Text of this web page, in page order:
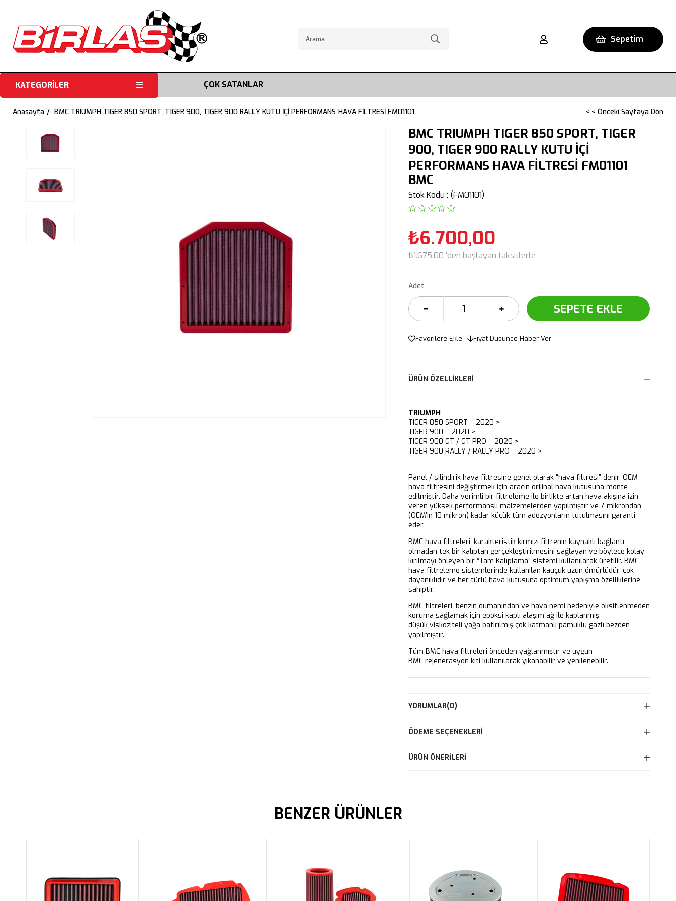
Sepetim
KATEGORİLER ÇOK SATANLAR
Anasayfa BMC TRIUMPH TIGER 850 SPORT, TIGER 900, TIGER 900 RALLY KUTU İÇİ PERFORMANS HAVA FİLTRESİ FM01101 < < Önceki Sayfaya Dön
BMC TRIUMPH TIGER 850 SPORT, TIGER
900, TIGER 900 RALLY KUTU İÇİ
PERFORMANS HAVA FİLTRESİ FM01101
BMC
Stok Kodu (FM01101)
₺6.700,00
₺1.675,00 'den başlayan taksitlerle
Adet
Favorilere Ekle Fiyat Düşünce Haber Ver
ÜRÜN ÖZELLIKLERI
TRIUMPH
TIGER 850 SPORT 2020 >
TIGER 900 2020 >
TIGER 900 GT / GT PRO 2020 >
TIGER 900 RALLY / RALLY PRO 2020 >
Panel / silindirik hava filtresine genel olarak “hava filtresi” denir. OEM
hava filtresini değiştirmek için aracın orijinal hava kutusuna monte
edilmiştir. Daha verimli bir filtreleme ile birlikte artan hava akışına izin
veren yüksek performanslı malzemelerden yapılmıştır ve 7 mikrondan
(OEM’in 10 mikron) kadar küçük tüm adezyonların tutulmasını garanti
eder.
BMC hava filtreleri, karakteristik kırmızı filtrenin kaynaklı bağlantı
olmadan tek bir kalıptan gerçekleştirilmesini sağlayan ve böylece kolay
kırılmayı önleyen bir “Tam Kalıplama” sistemi kullanılarak üretilir. BMC
hava filtreleme sistemlerinde kullanılan kauçuk uzun ömürlüdür, çok
dayanıklıdır ve her türlü hava kutusuna optimum yapışma özelliklerine
sahiptir.
BMC filtreleri, benzin dumanından ve hava nemi nedeniyle oksitlenmeden
koruma sağlamak için epoksi kaplı alaşım ağ ile kaplanmış,
düşük viskoziteli yağa batırılmış çok katmanlı pamuklu gazlı bezden
yapılmıştır.
Tüm BMC hava filtreleri önceden yağlanmıştır ve uygun
BMC rejenerasyon kiti kullanılarak yıkanabilir ve yenilenebilir.
YORUMLAR(0)
ÖDEME SEÇENEKLERI
ÜRÜN ÖNERILERI
BENZER ÜRÜNLER